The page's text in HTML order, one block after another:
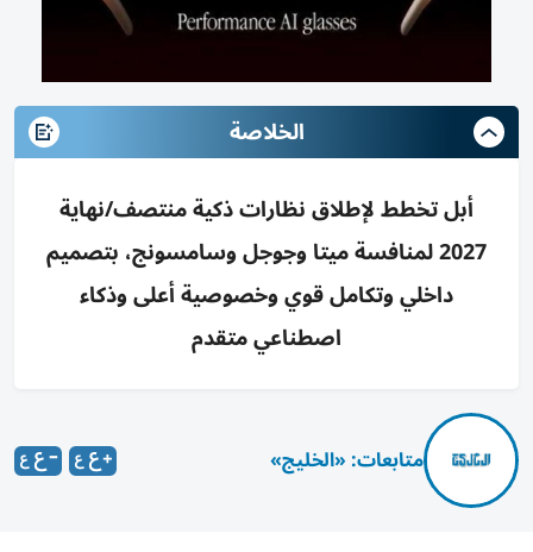
الخلاصة
أبل تخطط لإطلاق نظارات ذكية منتصف/نهاية
2027 لمنافسة ميتا وجوجل وسامسونج، بتصميم
داخلي وتكامل قوي وخصوصية أعلى وذكاء
اصطناعي متقدم
متابعات: «الخليج»